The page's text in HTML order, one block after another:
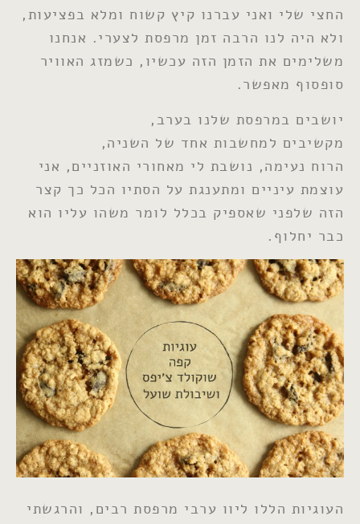
החצי שלי ואני עברנו קיץ קשוח ומלא בפציעות,
ולא היה לנו הרבה זמן מרפסת לצערי. אנחנו
משלימים את הזמן הזה עכשיו, כשמזג האוויר
סופסוף מאפשר.
יושבים במרפסת שלנו בערב,
מקשיבים למחשבות אחד של השניה,
הרוח נעימה, נושבת לי מאחורי האוזניים, אני
עוצמת עיניים ומתענגת על הסתיו הכל כך קצר
הזה שלפני שאספיק בכלל לומר משהו עליו הוא
כבר יחלוף.
העוגיות הללו ליוו ערבי מרפסת רבים, והרגשתי